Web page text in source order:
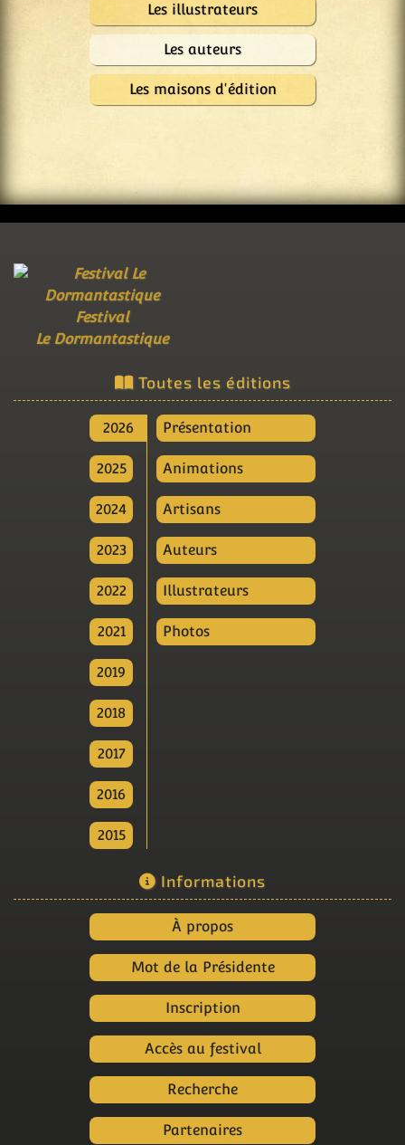
Les illustrateurs
Les auteurs
Les maisons d'édition
Festival
Le Dormantastique
Toutes les éditions
2026
2025
2024
2023
2022
2021
2019
2018
2017
2016
2015
Présentation
Animations
Artisans
Auteurs
Illustrateurs
Photos
Informations
À propos
Mot de la Présidente
Inscription
Accès au festival
Recherche
Partenaires